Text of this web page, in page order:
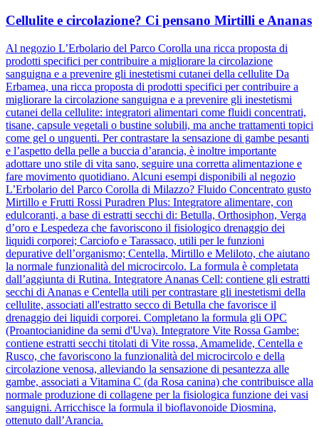
Cellulite e circolazione? Ci pensano Mirtilli e Ananas
Al negozio L’Erbolario del Parco Corolla una ricca proposta di
prodotti specifici per contribuire a migliorare la circolazione
sanguigna e a prevenire gli inestetismi cutanei della cellulite Da
Erbamea, una ricca proposta di prodotti specifici per contribuire a
migliorare la circolazione sanguigna e a prevenire gli inestetismi
cutanei della cellulite: integratori alimentari come fluidi concentrati,
tisane, capsule vegetali o bustine solubili, ma anche trattamenti topici
come gel o unguenti. Per contrastare la sensazione di gambe pesanti
e l’aspetto della pelle a buccia d’arancia, è inoltre importante
adottare uno stile di vita sano, seguire una corretta alimentazione e
fare movimento quotidiano. Alcuni esempi disponibili al negozio
L’Erbolario del Parco Corolla di Milazzo? Fluido Concentrato gusto
Mirtillo e Frutti Rossi Puradren Plus: Integratore alimentare, con
edulcoranti, a base di estratti secchi di: Betulla, Orthosiphon, Verga
d’oro e Lespedeza che favoriscono il fisiologico drenaggio dei
liquidi corporei; Carciofo e Tarassaco, utili per le funzioni
depurative dell’organismo; Centella, Mirtillo e Meliloto, che aiutano
la normale funzionalità del microcircolo. La formula è completata
dall’aggiunta di Rutina. Integratore Ananas Cell: contiene gli estratti
secchi di Ananas e Centella utili per contrastare gli inestetismi della
cellulite, associati all'estratto secco di Betulla che favorisce il
drenaggio dei liquidi corporei. Completano la formula gli OPC
(Proantocianidine da semi d'Uva). Integratore Vite Rossa Gambe:
contiene estratti secchi titolati di Vite rossa, Amamelide, Centella e
Rusco, che favoriscono la funzionalità del microcircolo e della
circolazione venosa, alleviando la sensazione di pesantezza alle
gambe, associati a Vitamina C (da Rosa canina) che contribuisce alla
normale produzione di collagene per la fisiologica funzione dei vasi
sanguigni. Arricchisce la formula il bioflavonoide Diosmina,
ottenuto dall’Arancia.